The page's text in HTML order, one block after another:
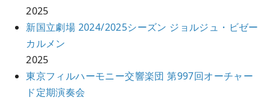
2025
新国立劇場 2024/2025シーズン ジョルジュ・ビゼー
カルメン
2025
東京フィルハーモニー交響楽団 第997回オーチャー
ド定期演奏会